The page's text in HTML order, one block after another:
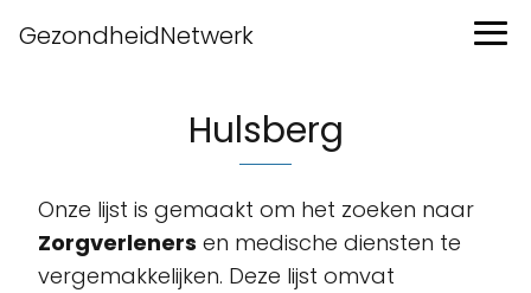
GezondheidNetwerk
Hulsberg
Onze lijst is gemaakt om het zoeken naar
Zorgverleners en medische diensten te
vergemakkelijken. Deze lijst omvat